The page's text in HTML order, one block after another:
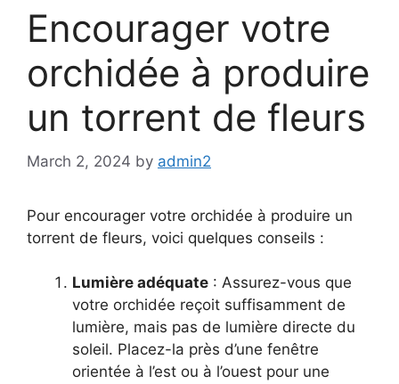
Encourager votre
orchidée à produire
un torrent de fleurs
March 2, 2024 by admin2
Pour encourager votre orchidée à produire un
torrent de fleurs, voici quelques conseils :
Lumière adéquate : Assurez-vous que
votre orchidée reçoit suffisamment de
lumière, mais pas de lumière directe du
soleil. Placez-la près d’une fenêtre
orientée à l’est ou à l’ouest pour une